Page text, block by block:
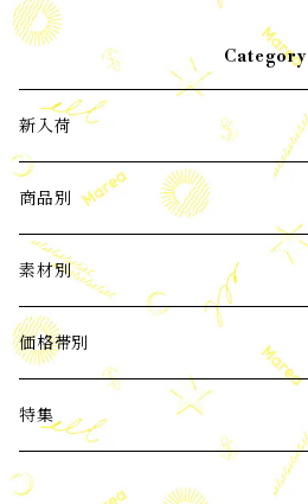
Category
新入荷
2024年3月新入荷
2024年4月新入荷
2024年5月新入荷
2024年6月新入荷
2024年7月新入荷
商品別
ピアス
イヤーカフ
ネックレス
ブレスレット
素材別
パール
バロックパール
天然石
ブルー系 天然石
Silver925
価格帯別
3,000円以下
3,001～6,000円
特集
ビーチコレクション